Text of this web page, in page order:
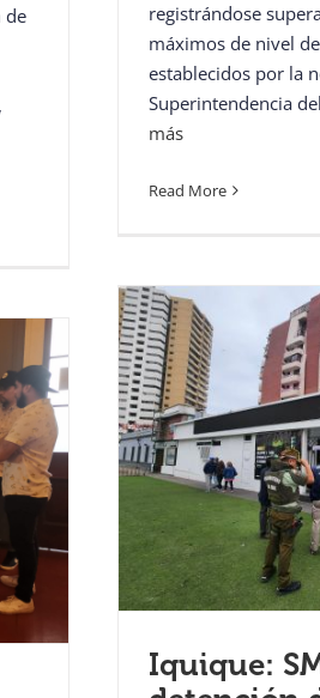
de
registrándose
máximos de nivel
establecidos por la
Superintendencia
más
Read More
Iquique: